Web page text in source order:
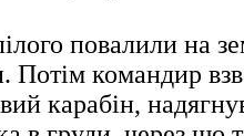
повалили на
Потім командир
карабін,